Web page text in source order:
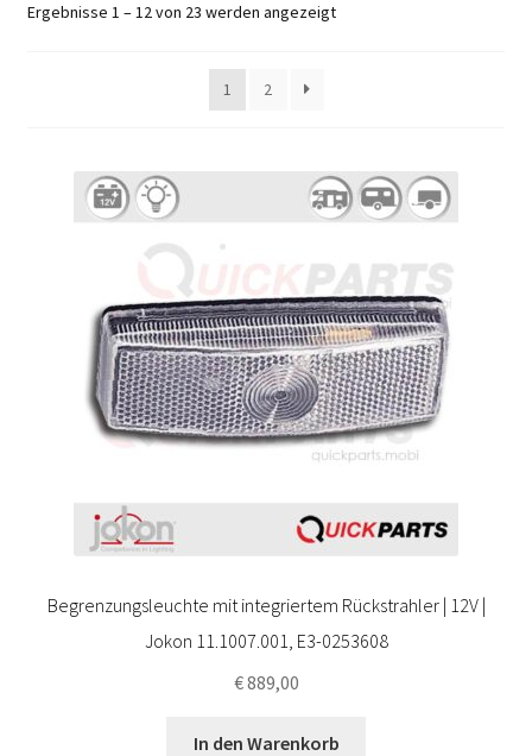
Ergebnisse 1 – 12 von 23 werden angezeigt
1 2
Begrenzungsleuchte mit integriertem Rückstrahler | 12V |
Jokon 11.1007.001, E3-0253608
€889,00
In den Warenkorb